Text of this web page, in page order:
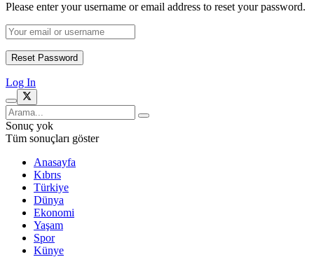
Please enter your username or email address to reset your password.
Log In
Sonuç yok
Tüm sonuçları göster
Anasayfa
Kıbrıs
Türkiye
Dünya
Ekonomi
Yaşam
Spor
Künye